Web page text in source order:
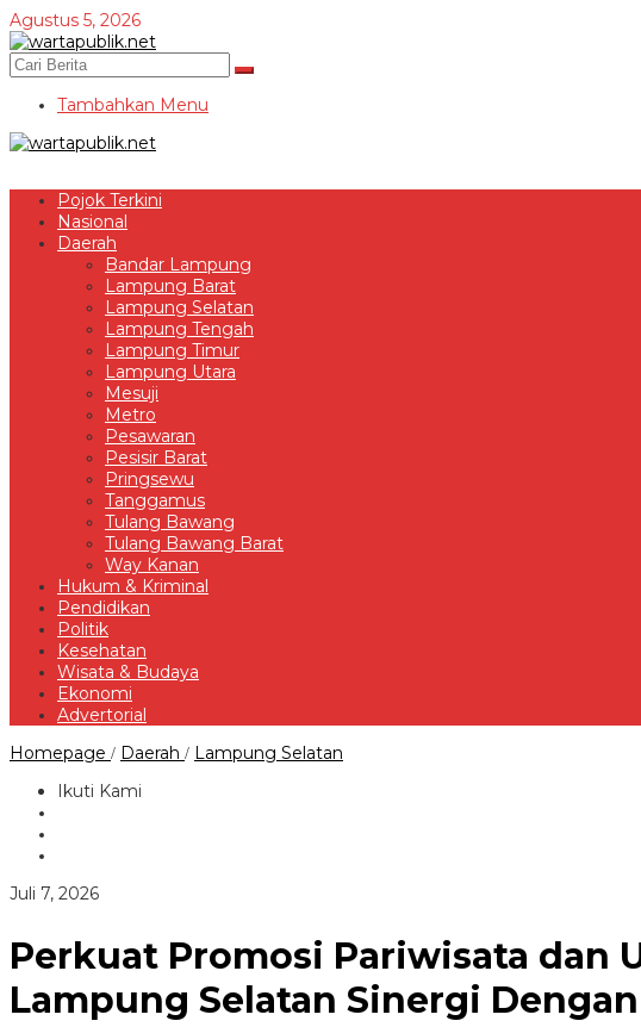
Lewati
ke
konten
Agustus 5, 2026
Tambahkan Menu
Pojok Terkini
Nasional
Daerah
Bandar Lampung
Lampung Barat
Lampung Selatan
Lampung Tengah
Lampung Timur
Lampung Utara
Mesuji
Metro
Pesawaran
Pesisir Barat
Pringsewu
Tanggamus
Tulang Bawang
Tulang Bawang Barat
Way Kanan
Hukum & Kriminal
Pendidikan
Politik
Kesehatan
Wisata & Budaya
Ekonomi
Advertorial
Homepage / Daerah / Lampung Selatan
Pemkab
Lampung
Sinergi
Dengan
Ikuti Kami
Juli 7, 2026oleh
Perkuat Promosi Pariwisata dan
Lampung Selatan Sinergi